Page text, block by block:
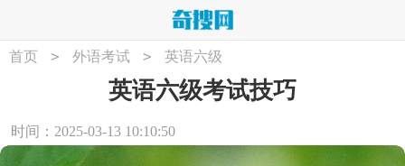
首页 > 外语考试 > 英语六级
英语六级考试技巧
时间：2025-03-13 10:10:50